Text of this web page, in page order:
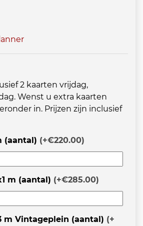
2 kaarten vrijdag,
Wenst u extra kaarten
in. Prijzen zijn inclusief
(aantal) (+€220.00)
m (aantal) (+€285.00)
m Vintageplein (aantal) (+